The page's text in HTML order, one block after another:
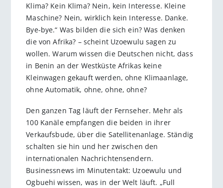
Klima? Kein Klima? Nein, kein Interesse. Kleine
Maschine? Nein, wirklich kein Interesse. Danke.
Bye-bye.“ Was bilden die sich ein? Was denken
die von Afrika? – scheint Uzoewulu sagen zu
wollen. Warum wissen die Deutschen nicht, dass
in Benin an der Westküste Afrikas keine
Kleinwagen gekauft werden, ohne Klimaanlage,
ohne Automatik, ohne, ohne, ohne?
Den ganzen Tag läuft der Fernseher. Mehr als
100 Kanäle empfangen die beiden in ihrer
Verkaufsbude, über die Satellitenanlage. Ständig
schalten sie hin und her zwischen den
internationalen Nachrichtensendern.
Businessnews im Minutentakt: Uzoewulu und
Ogbuehi wissen, was in der Welt läuft. „Full